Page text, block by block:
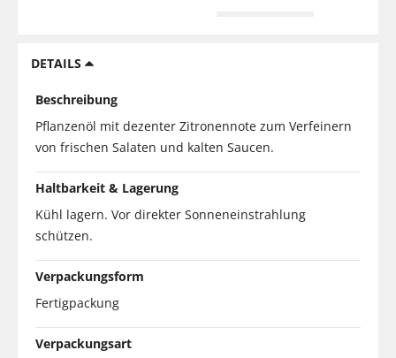
DETAILS
Beschreibung
Pflanzenöl mit dezenter Zitronennote zum Verfeinern
von frischen Salaten und kalten Saucen.
Haltbarkeit & Lagerung
Kühl lagern. Vor direkter Sonneneinstrahlung
schützen.
Verpackungsform
Fertigpackung
Verpackungsart